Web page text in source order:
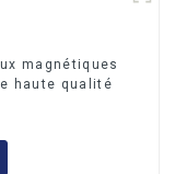
magnétiques
haute qualité